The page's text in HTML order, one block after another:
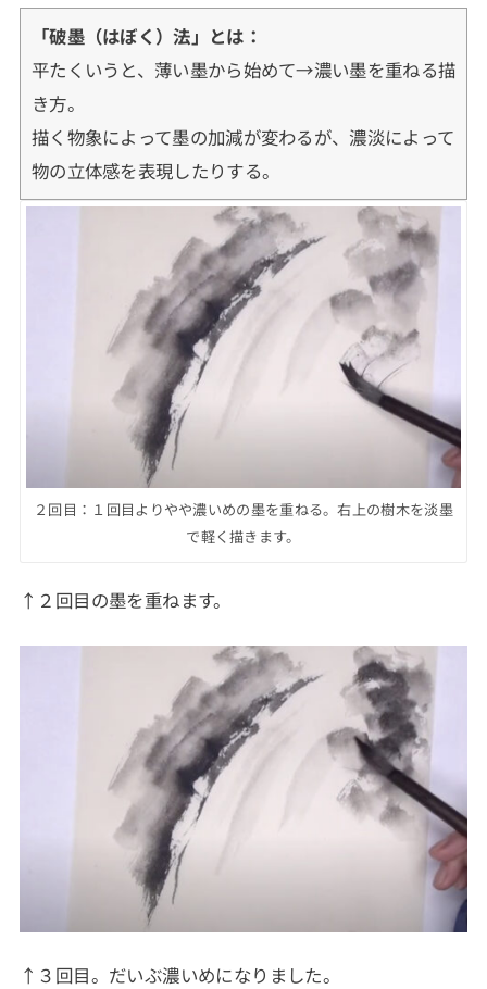
「破墨（はぼく）法」とは：
平たくいうと、薄い墨から始めて→濃い墨を重ねる描
き方。
描く物象によって墨の加減が変わるが、濃淡によって
物の立体感を表現したりする。
２回目：１回目よりやや濃いめの墨を重ねる。右上の樹木を淡墨
で軽く描きます。
↑２回目の墨を重ねます。
↑３回目。だいぶ濃いめになりました。